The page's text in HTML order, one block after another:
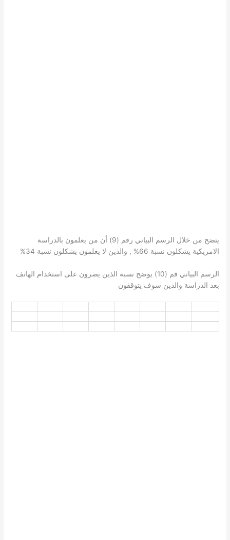
يتضح من خلال الرسم البياني رقم (9) أن من يعلمون بالدراسة
الامريكية يشكلون نسبة 66% , والذين لا يعلمون يشكلون نسبة 34%
الرسم البياني قم (10) يوضح نسبة الذين يصرون على استخدام الهاتف
بعد الدراسة والذين سوف يتوقفون